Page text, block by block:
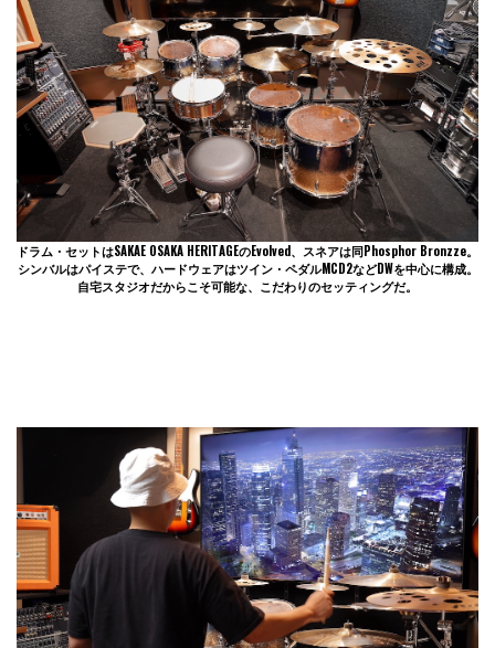
ドラム・セットはSAKAE OSAKA HERITAGEのEvolved、スネアは同Phosphor Bronzze。
シンバルはパイステで、ハードウェアはツイン・ペダルMCD2などDWを中心に構成。
自宅スタジオだからこそ可能な、こだわりのセッティングだ。